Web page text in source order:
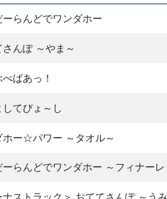
らんどでワンダホー
んぽ ～やま～
ばあっ！
てびょ～し
ー☆パワー ～タオル～
らんどでワンダホー ～フィナーレ